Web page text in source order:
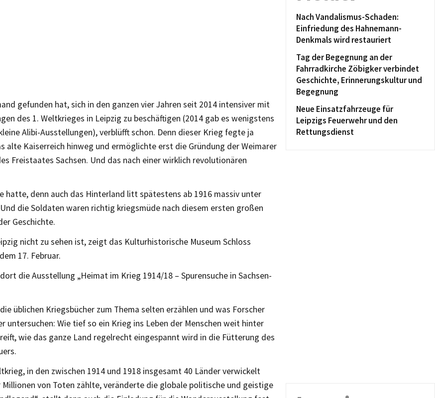
gefunden hat, sich in den ganzen vier Jahren seit 2014 intensiver mit
des 1. Weltkrieges in Leipzig zu beschäftigen (2014 gab es wenigstens
Alibi-Ausstellungen), verblüfft schon. Denn dieser Krieg fegte ja
alte Kaiserreich hinweg und ermöglichte erst die Gründung der Weimarer
Freistaates Sachsen. Und das nach einer wirklich revolutionären
hatte, denn auch das Hinterland litt spätestens ab 1916 massiv unter
die Soldaten waren richtig kriegsmüde nach diesem ersten großen
Geschichte.
nicht zu sehen ist, zeigt das Kulturhistorische Museum Schloss
17. Februar.
die Ausstellung „Heimat im Krieg 1914/18 – Spurensuche in Sachsen-
üblichen Kriegsbücher zum Thema selten erzählen und was Forscher
untersuchen: Wie tief so ein Krieg ins Leben der Menschen weit hinter
wie das ganze Land regelrecht eingespannt wird in die Fütterung des
in den zwischen 1914 und 1918 insgesamt 40 Länder verwickelt
Millionen von Toten zählte, veränderte die globale politische und geistige
Nach Vandalismus-Schaden:
Einfriedung des Hahnemann-
Denkmals wird restauriert
Tag der Begegnung an der
Fahrradkirche Zöbigker verbindet
Geschichte, Erinnerungskultur und
Begegnung
Neue Einsatzfahrzeuge für
Leipzigs Feuerwehr und den
Rettungsdienst